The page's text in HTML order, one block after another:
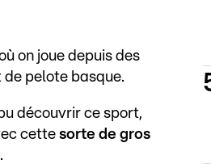
on joue depuis des
pelote basque.
découvrir ce sport,
cette sorte de gros